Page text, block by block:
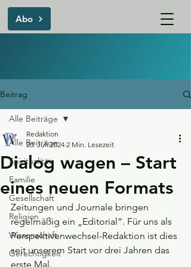
Abo
Beitrag
Alle Beiträge
Spiritualität
Familie
Gesellschaft
Religion
Wissenschaft
Gerechtigkeit
Alle Beiträge
Dialog wagen – Start
eines neuen Formats
Redaktion
20. Juli 2024 2 Min. Lesezeit
Zeitungen und Journale bringen
regelmäßig ein „Editorial“. Für uns als
Perspektivenwechsel-Redaktion ist dies
seit unserem Start vor drei Jahren das
erste Mal.